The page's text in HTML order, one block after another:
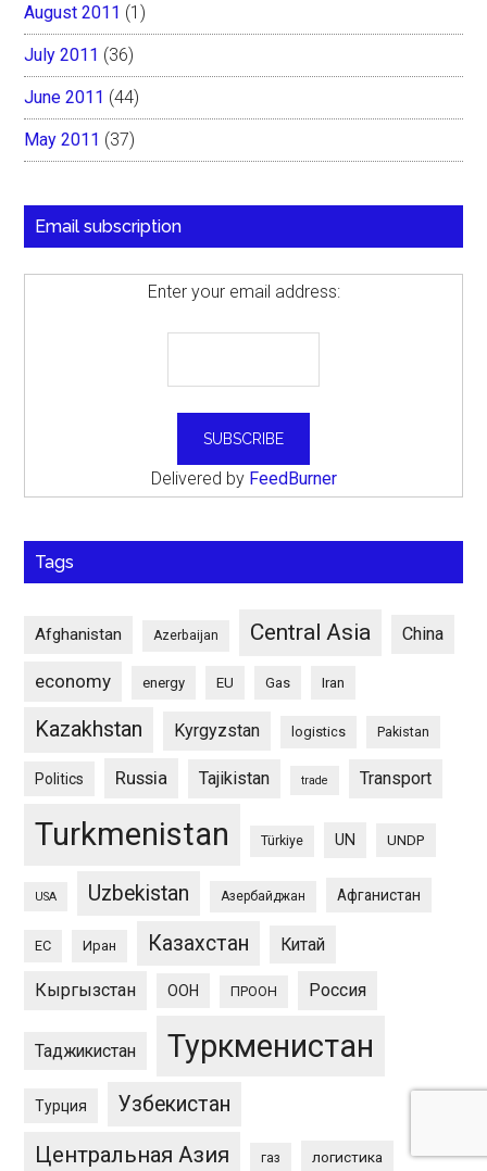
August 2011 (1)
July 2011 (36)
June 2011 (44)
May 2011 (37)
Email subscription
Enter your email address:
Delivered by FeedBurner
Tags
Afghanistan Azerbaijan Central Asia China
economy energy EU Gas Iran
Kazakhstan Kyrgyzstan logistics Pakistan
Politics Russia Tajikistan trade Transport
Turkmenistan Türkiye UN UNDP
USA Uzbekistan Азербайджан Афганистан
ЕС Иран Казахстан Китай
Кыргызстан ООН ПРООН Россия
Таджикистан Туркменистан
Турция Узбекистан
Центральная Азия газ логистика